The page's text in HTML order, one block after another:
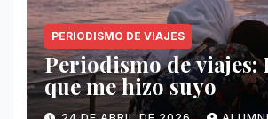
PERIODISMO DE VIAJES
Periodismo de
que me hizo suyo